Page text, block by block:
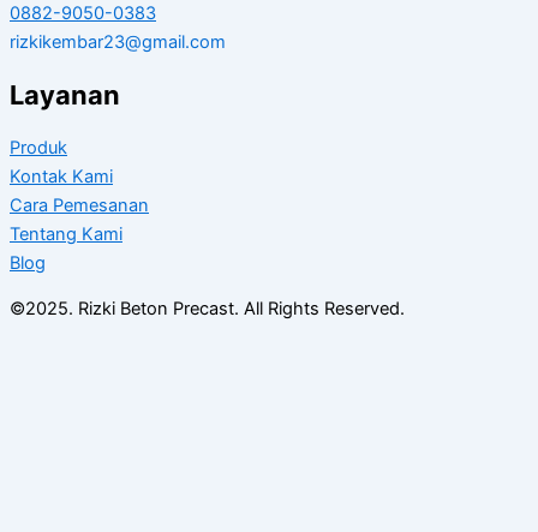
0882-9050-0383
rizkikembar23@gmail.com
Layanan
Produk
Kontak Kami
Cara Pemesanan
Tentang Kami
Blog
©2025. Rizki Beton Precast. All Rights Reserved.